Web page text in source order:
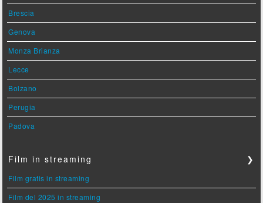
Brescia
Genova
Monza Brianza
Lecce
Bolzano
Perugia
Padova
Film in streaming ❯
Film gratis in streaming
Film del 2025 in streaming